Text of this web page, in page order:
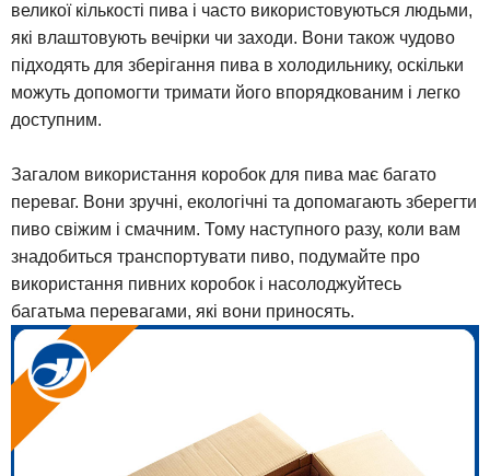
великої кількості пива і часто використовуються людьми,
які влаштовують вечірки чи заходи. Вони також чудово
підходять для зберігання пива в холодильнику, оскільки
можуть допомогти тримати його впорядкованим і легко
доступним.
Загалом використання коробок для пива має багато
переваг. Вони зручні, екологічні та допомагають зберегти
пиво свіжим і смачним. Тому наступного разу, коли вам
знадобиться транспортувати пиво, подумайте про
використання пивних коробок і насолоджуйтесь
багатьма перевагами, які вони приносять.